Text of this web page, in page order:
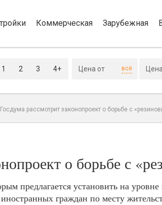
Коммерческая Зарубежная
1 2 3 4+ всё
Госдума рассмотрит законопроект о борьбе с
о борьбе с
предлагается установить на
граждан по месту